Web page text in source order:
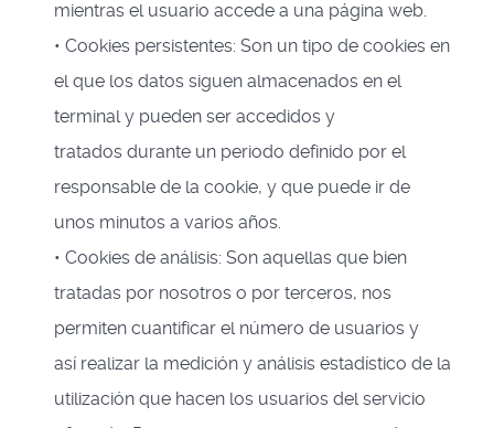
mientras el usuario accede a una página web.
• Cookies persistentes: Son un tipo de cookies en
el que los datos siguen almacenados en el
terminal y pueden ser accedidos y
tratados durante un periodo definido por el
responsable de la cookie, y que puede ir de
unos minutos a varios años.
• Cookies de análisis: Son aquellas que bien
tratadas por nosotros o por terceros, nos
permiten cuantificar el número de usuarios y
así realizar la medición y análisis estadístico de la
utilización que hacen los usuarios del servicio